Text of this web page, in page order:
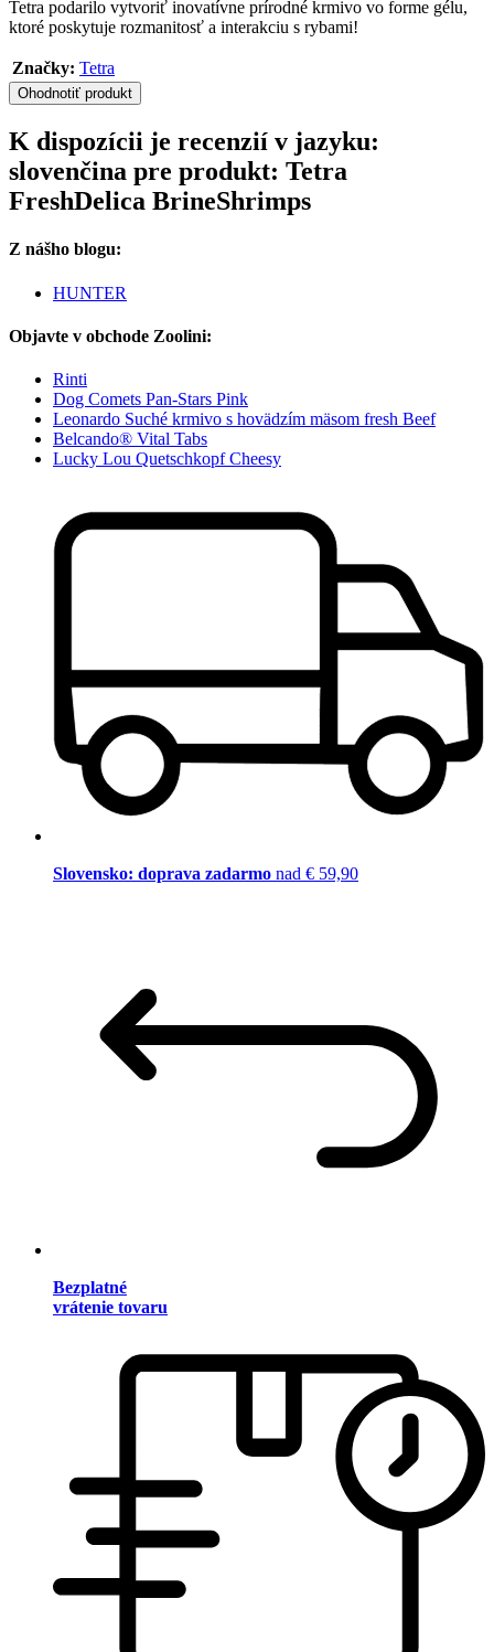
Tetra podarilo vytvoriť inovatívne prírodné krmivo vo forme gélu,
ktoré poskytuje rozmanitosť a interakciu s rybami!
Značky: Tetra
Ohodnotiť produkt
K dispozícii je recenzií v jazyku:
slovenčina pre produkt: Tetra
FreshDelica BrineShrimps
Z nášho blogu:
HUNTER
Objavte v obchode Zoolini:
Rinti
Dog Comets Pan-Stars Pink
Leonardo Suché krmivo s hovädzím mäsom fresh Beef
Belcando® Vital Tabs
Lucky Lou Quetschkopf Cheesy
Slovensko: doprava zadarmo nad € 59,90
Bezplatné
vrátenie tovaru